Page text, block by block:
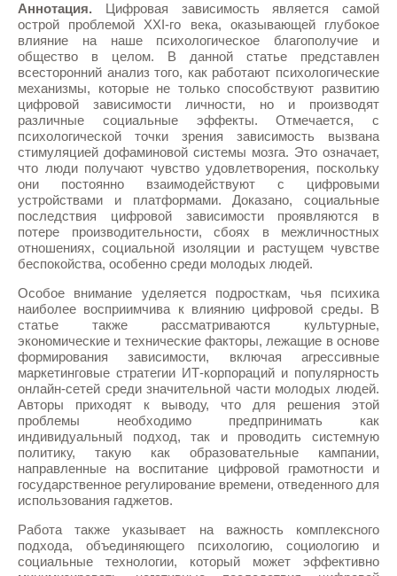
Аннотация. Цифровая зависимость является самой
острой проблемой XXI-го века, оказывающей глубокое
влияние на наше психологическое благополучие и
общество в целом. В данной статье представлен
всесторонний анализ того, как работают психологические
механизмы, которые не только способствуют развитию
цифровой зависимости личности, но и производят
различные социальные эффекты. Отмечается, с
психологической точки зрения зависимость вызвана
стимуляцией дофаминовой системы мозга. Это означает,
что люди получают чувство удовлетворения, поскольку
они постоянно взаимодействуют с цифровыми
устройствами и платформами. Доказано, социальные
последствия цифровой зависимости проявляются в
потере производительности, сбоях в межличностных
отношениях, социальной изоляции и растущем чувстве
беспокойства, особенно среди молодых людей.
Особое внимание уделяется подросткам, чья психика
наиболее восприимчива к влиянию цифровой среды. В
статье также рассматриваются культурные,
экономические и технические факторы, лежащие в основе
формирования зависимости, включая агрессивные
маркетинговые стратегии ИТ-корпораций и популярность
онлайн-сетей среди значительной части молодых людей.
Авторы приходят к выводу, что для решения этой
проблемы необходимо предпринимать как
индивидуальный подход, так и проводить системную
политику, такую как образовательные кампании,
направленные на воспитание цифровой грамотности и
государственное регулирование времени, отведенного для
использования гаджетов.
Работа также указывает на важность комплексного
подхода, объединяющего психологию, социологию и
социальные технологии, который может эффективно